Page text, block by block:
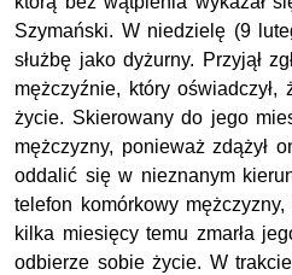
Szymański. W niedzielę (9
służbę jako dyżurny. Przyjął
mężczyźnie, który
życie. Skierowany do jego
mężczyzny, ponieważ zdążył
oddalić się w nieznanym
telefon komórkowy
kilka miesięcy temu zmarła
odbierze sobie życie. W